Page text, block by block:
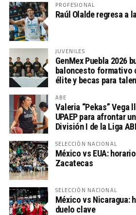
PROFESIONAL
Raúl Olalde regresa a
JUVENILES
GenMex Puebla 2026
baloncesto formativo
élite y becas para
ABE
Valeria “Pekas” Vega
UPAEP para afrontar
División I de la Liga
SELECCIÓN NACIONAL
México vs EUA:
Zacatecas
SELECCIÓN NACIONAL
México vs Nicaragua:
duelo clave